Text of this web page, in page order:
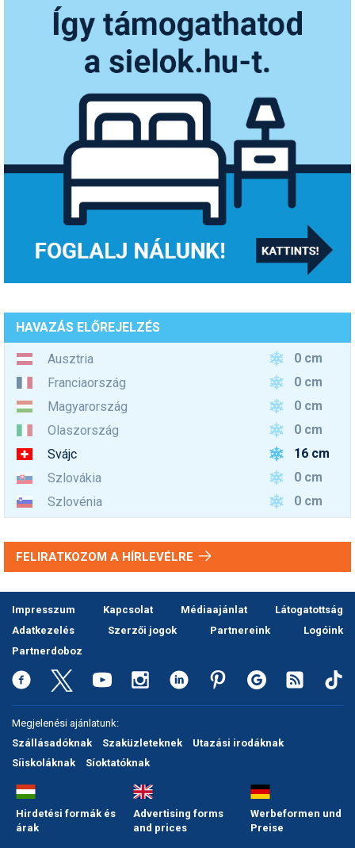
HAVAZÁS ELŐREJELZÉS
Ausztria
0 cm
Franciaország
0 cm
Magyarország
0 cm
Olaszország
0 cm
Svájc
16 cm
Szlovákia
0 cm
Szlovénia
0 cm
FELIRATKOZOM A HÍRLEVÉLRE
Impresszum Kapcsolat Médiaajánlat
Látogatottság
Adatkezelés
Szerzői jogok Partnereink
Logóink
Partnerdoboz
Megjelenési ajánlatunk:
Szállásadóknak
Szaküzleteknek
Utazási irodáknak
Síiskoláknak
Síoktatóknak
Hirdetési formák és
árak
Advertising forms
and prices
Werbeformen und
Preise